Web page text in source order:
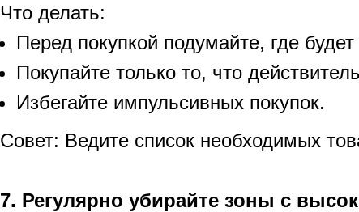
Что делать:
Перед покупкой подумайте, где
Покупайте только то, что
Избегайте импульсивных покупок.
Совет: Ведите список необходимых
7. Регулярно убирайте зоны с